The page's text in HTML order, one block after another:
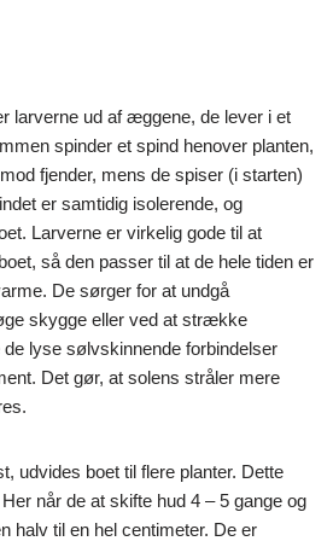
larverne ud af æggene, de lever i et
spinder et spind henover planten,
fjender, mens de spiser (i starten)
er samtidig isolerende, og
Larverne er virkelig gode til at
så den passer til at de hele tiden er
De sørger for at undgå
skygge eller ved at strække
lyse sølvskinnende forbindelser
Det gør, at solens stråler mere
udvides boet til flere planter. Dette
når de at skifte hud 4 – 5 gange og
halv til en hel centimeter. De er